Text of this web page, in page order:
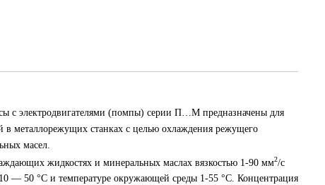
с электродвигателями (помпы) серии П…М предназначены для
металлорежущих станках с целью охлаждения режущего
масел.
жидкостях и минеральных маслах вязкостью 1-90 мм2/с
— 50 °C и температуре окружающей среды 1-55 °C. Концентрация